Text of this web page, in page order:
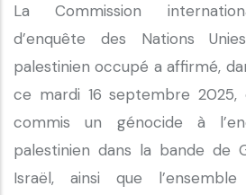
La Commission
d’enquête des Nations
palestinien occupé a affirmé,
ce mardi 16 septembre 2025,
commis un génocide à
palestinien dans la bande de
Israël, ainsi que